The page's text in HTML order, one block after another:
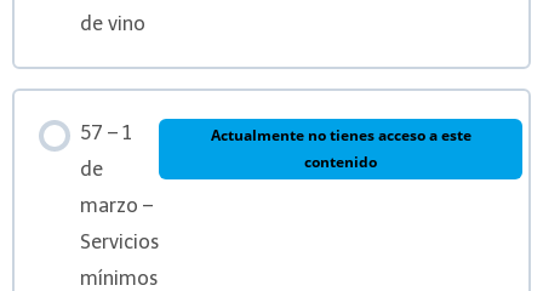
de vino
57 – 1
de
marzo –
Servicios
mínimos
Actualmente no tienes acceso a este
contenido